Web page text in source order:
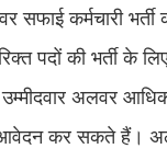
सफाई कर्मचारी
पदों की भर्ती के
उम्मीदवार अलवर
कर सकते हैं।